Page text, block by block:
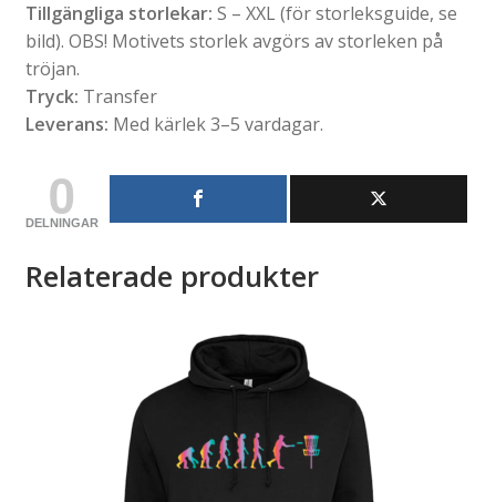
Tillgängliga storlekar: S – XXL (för storleksguide, se
bild). OBS! Motivets storlek avgörs av storleken på
tröjan.
Tryck: Transfer
Leverans: Med kärlek 3–5 vardagar.
0
DELNINGAR
Relaterade produkter